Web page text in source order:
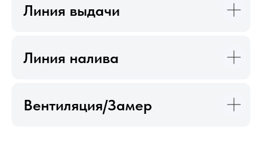
Линия выдачи
Линия налива
Вентиляция/Замер